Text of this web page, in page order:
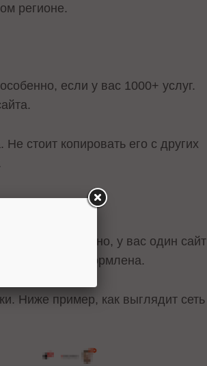
регионе.
если у вас 1000+ услуг.
стоит копировать его с других
сеть. Неважно, у вас один сайт
Я Бизнесе и оформлена.
Ниже пример, как выглядит сеть